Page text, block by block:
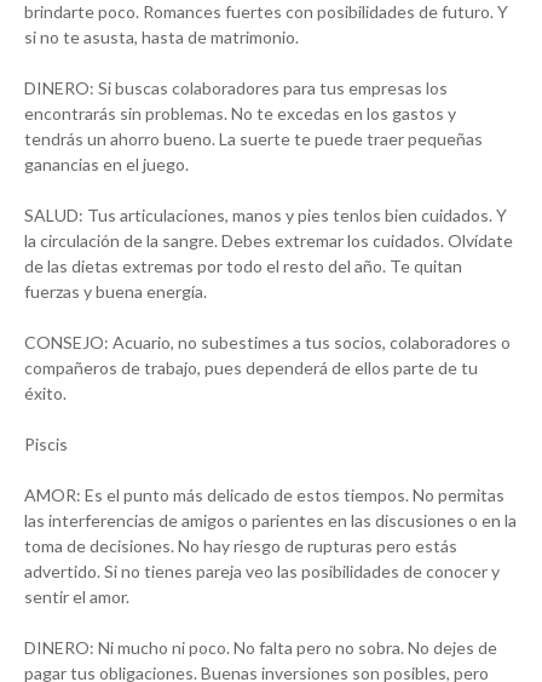
brindarte poco. Romances fuertes con posibilidades de futuro. Y
si no te asusta, hasta de matrimonio.
DINERO: Si buscas colaboradores para tus empresas los
encontrarás sin problemas. No te excedas en los gastos y
tendrás un ahorro bueno. La suerte te puede traer pequeñas
ganancias en el juego.
SALUD: Tus articulaciones, manos y pies tenlos bien cuidados. Y
la circulación de la sangre. Debes extremar los cuidados. Olvídate
de las dietas extremas por todo el resto del año. Te quitan
fuerzas y buena energía.
CONSEJO: Acuario, no subestimes a tus socios, colaboradores o
compañeros de trabajo, pues dependerá de ellos parte de tu
éxito.
Piscis
AMOR: Es el punto más delicado de estos tiempos. No permitas
las interferencias de amigos o parientes en las discusiones o en la
toma de decisiones. No hay riesgo de rupturas pero estás
advertido. Si no tienes pareja veo las posibilidades de conocer y
sentir el amor.
DINERO: Ni mucho ni poco. No falta pero no sobra. No dejes de
pagar tus obligaciones. Buenas inversiones son posibles, pero